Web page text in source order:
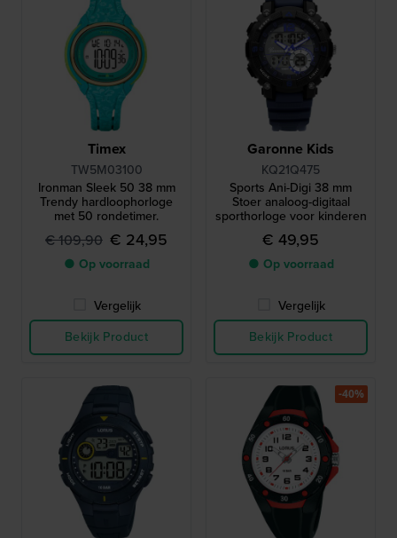
Timex
TW5M03100
Ironman Sleek 50 38 mm
Trendy hardloophorloge
met 50 rondetimer.
€ 109,90 € 24,95
● Op voorraad
Vergelijk
Bekijk Product
Garonne Kids
KQ21Q475
Sports Ani-Digi 38 mm
Stoer analoog-digitaal
sporthorloge voor kinderen
€ 49,95
● Op voorraad
Vergelijk
Bekijk Product
-40%